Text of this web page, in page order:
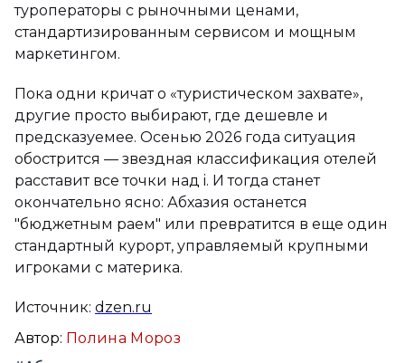
туроператоры с рыночными ценами,
стандартизированным сервисом и мощным
маркетингом.
Пока одни кричат о «туристическом захвате»,
другие просто выбирают, где дешевле и
предсказуемее. Осенью 2026 года ситуация
обострится — звездная классификация отелей
расставит все точки над i. И тогда станет
окончательно ясно: Абхазия останется
"бюджетным раем" или превратится в еще один
стандартный курорт, управляемый крупными
игроками с материка.
Источник: dzen.ru
Автор: Полина Мороз